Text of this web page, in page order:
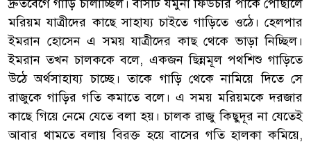
দ্রুতবেগে গাড়ি চালাচ্ছিল। বাসটি যমুনা ফিউচার পার্কে পৌঁছালে
মরিয়ম যাত্রীদের কাছে সাহায্য চাইতে গাড়িতে ওঠে। হেলপার
ইমরান হোসেন এ সময় যাত্রীদের কাছ থেকে ভাড়া নিচ্ছিল।
ইমরান তখন চালককে বলে, একজন ছিন্নমূল পথশিশু গাড়িতে
উঠে অর্থসাহায্য চাচ্ছে। তাকে গাড়ি থেকে নামিয়ে দিতে সে
রাজুকে গাড়ির গতি কমাতে বলে। এ সময় মরিয়মকে দরজার
কাছে গিয়ে নেমে যেতে বলা হয়। চালক রাজু কিছুদূর না যেতেই
আবার থামতে বলায় বিরক্ত হয়ে বাসের গতি হালকা কমিয়ে,